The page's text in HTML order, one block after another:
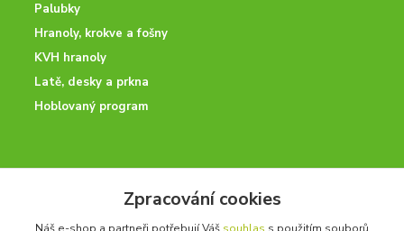
Palubky
Hranoly, krokve a fošny
KVH hranoly
Latě, desky a prkna
Hoblovaný program
Potřebujete poradit? Neváhejte nás kontaktovat.
Zpracování cookies